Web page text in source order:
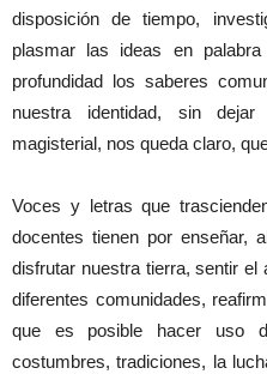
disposición de tiempo,
plasmar las ideas en
profundidad los saberes
nuestra identidad, sin
magisterial, nos queda claro,
Voces y letras que
docentes tienen por enseñar,
disfrutar nuestra tierra, sentir
diferentes comunidades,
que es posible hacer uso
costumbres, tradiciones, la